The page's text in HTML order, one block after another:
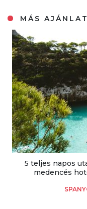
MÁS
5 teljes napos
medencés